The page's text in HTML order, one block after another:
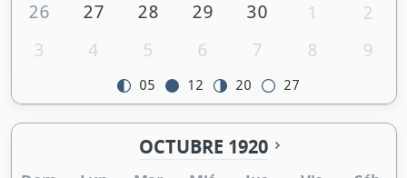
26
27 28 29 30 1
2
3
4 5 6 7 8 9
05 12 20 27
OCTUBRE 1920